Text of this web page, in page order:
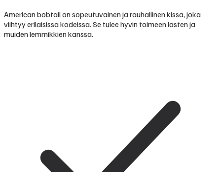
American bobtail on sopeutuvainen ja rauhallinen kissa, joka
viihtyy erilaisissa kodeissa. Se tulee hyvin toimeen lasten ja
muiden lemmikkien kanssa.